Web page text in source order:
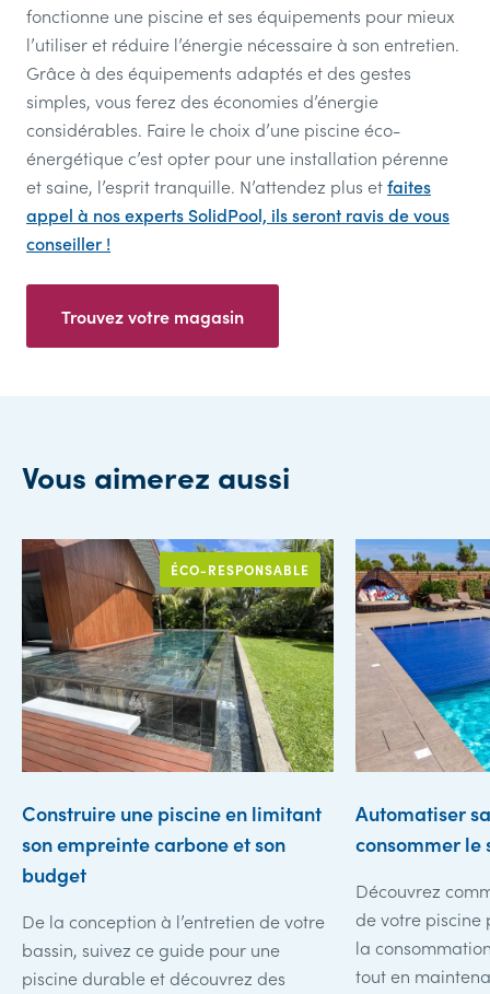
fonctionne une piscine et ses équipements pour mieux
l’utiliser et réduire l’énergie nécessaire à son entretien.
Grâce à des équipements adaptés et des gestes
simples, vous ferez des économies d’énergie
considérables. Faire le choix d’une piscine éco-
énergétique c’est opter pour une installation pérenne
et saine, l’esprit tranquille. N’attendez plus etfaites
appel à nos experts SolidPool, ils seront ravis de vous
conseiller !
Trouvez votre magasin
Vous aimerez aussi
ÉCO-RESPONSABLE
Construire une piscine en limitant
son empreinte carbone et son
budget
De la conception à l’entretien de votre
bassin, suivez ce guide pour une
piscine durable et découvrez des
Automatiser
consommer le
Découvrez
de votre piscine
la
tout en